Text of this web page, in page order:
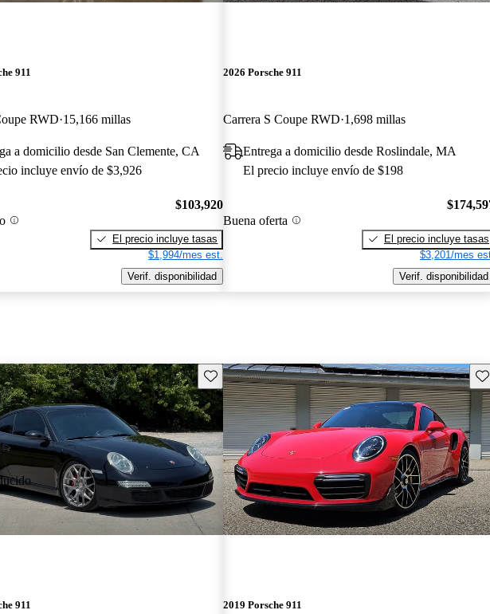
911
RWD 15,166 millas
a domicilio desde San Clemente, CA
incluye envío de $3,926
$103,920
El precio incluye tasas
$1,994/mes est.
Verif. disponibilidad
2026 Porsche 911
Carrera S Coupe RWD 1,698 millas
Entrega a domicilio desde Roslindale, MA
El precio incluye envío de $198
Buena oferta
El precio incluye tasas
$3,201/mes
Verif. disponibilidad
Guarda este Aviso
911 2019 Porsche 911